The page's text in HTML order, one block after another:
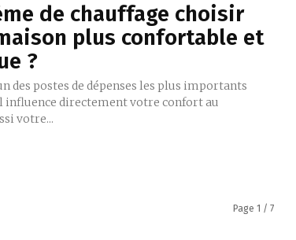
de chauffage choisir
plus confortable et
?
des postes de dépenses les plus importants
influence directement votre confort au
votre...
Page 1 / 7